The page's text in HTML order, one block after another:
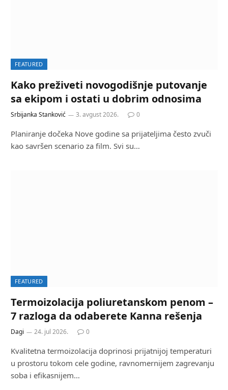
FEATURED
Kako preživeti novogodišnje putovanje
sa ekipom i ostati u dobrim odnosima
Srbijanka Stanković 3. avgust 2026. 0
Planiranje dočeka Nove godine sa prijateljima često zvuči
kao savršen scenario za film. Svi su…
FEATURED
Termoizolacija poliuretanskom penom –
7 razloga da odaberete Kanna rešenja
Dagi 24. jul 2026. 0
Kvalitetna termoizolacija doprinosi prijatnijoj temperaturi
u prostoru tokom cele godine, ravnomernijem zagrevanju
soba i efikasnijem…